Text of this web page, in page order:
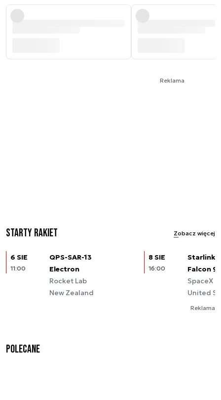
Reklama
Starty rakiet Zobacz więcej
6 SIE
11:00
QPS-SAR-13
Electron
Rocket Lab
New Zealand
8 SIE
16:00
Starlink
Falcon 9
SpaceX
United
Reklama
Polecane